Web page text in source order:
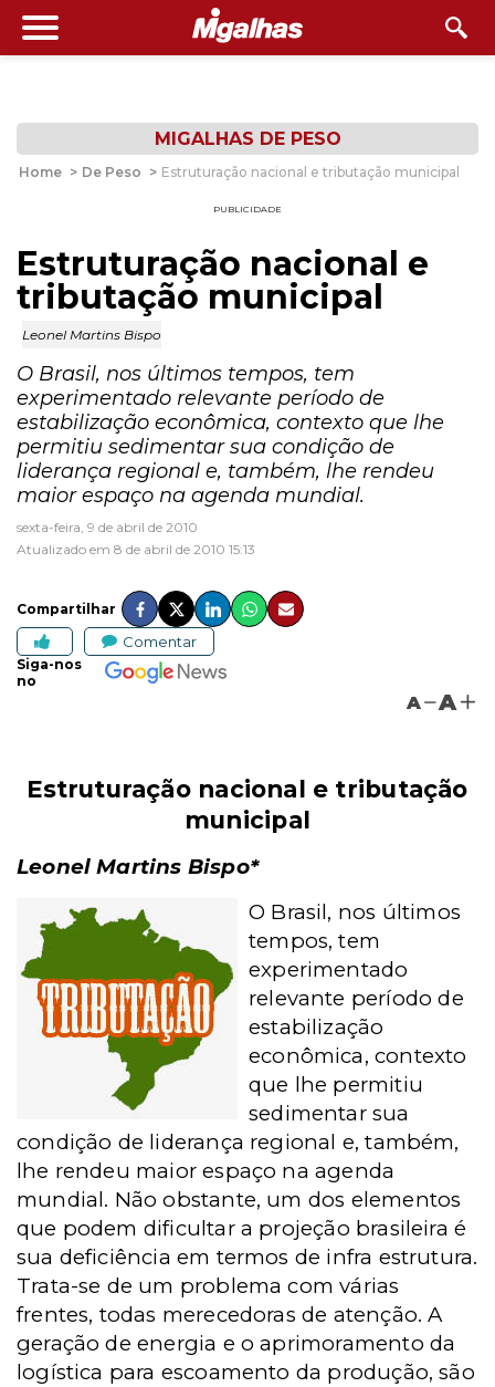
MIGALHAS DE PESO
Home > De Peso > Estruturação nacional e tributação municipal
PUBLICIDADE
Estruturação nacional e
tributação municipal
Leonel Martins Bispo
O Brasil, nos últimos tempos, tem
experimentado relevante período de
estabilização econômica, contexto que lhe
permitiu sedimentar sua condição de
liderança regional e, também, lhe rendeu
maior espaço na agenda mundial.
sexta-feira, 9 de abril de 2010
Atualizado em 8 de abril de 2010 15:13
Compartilhar
Comentar
Siga-nos
no
A A
Estruturação nacional e tributação
municipal
Leonel Martins Bispo*
O Brasil, nos últimos
tempos, tem
experimentado
relevante período de
estabilização
econômica, contexto
que lhe permitiu
sedimentar sua
condição de liderança regional e, também,
lhe rendeu maior espaço na agenda
mundial. Não obstante, um dos elementos
que podem dificultar a projeção brasileira é
sua deficiência em termos de infra estrutura.
Trata-se de um problema com várias
frentes, todas merecedoras de atenção. A
geração de energia e o aprimoramento da
logística para escoamento da produção, são